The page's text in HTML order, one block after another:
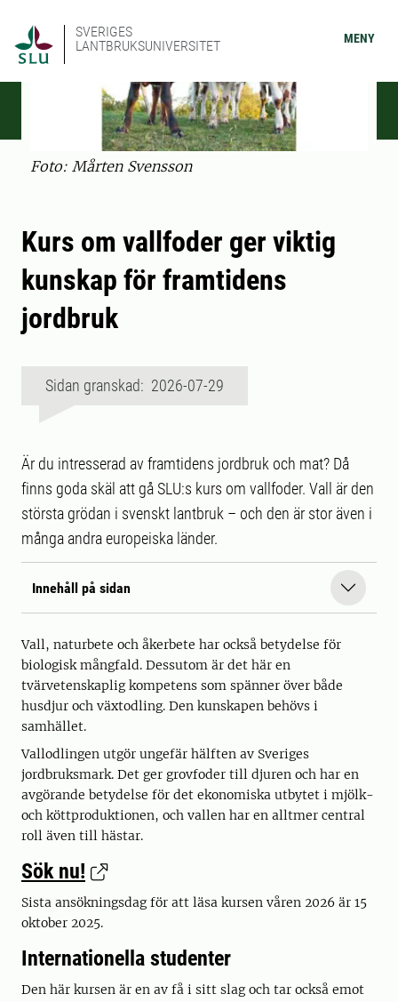
SVERIGES
LANTBRUKSUNIVERSITET
MENY
Foto: Mårten Svensson
Kurs om vallfoder ger viktig
kunskap för framtidens
jordbruk
Sidan granskad: 2026-07-29
Är du intresserad av framtidens jordbruk och mat? Då
finns goda skäl att gå SLU:s kurs om vallfoder. Vall är den
största grödan i svenskt lantbruk – och den är stor även i
många andra europeiska länder.
Innehåll på sidan
Vall, naturbete och åkerbete har också betydelse för
biologisk mångfald. Dessutom är det här en
tvärvetenskaplig kompetens som spänner över både
husdjur och växtodling. Den kunskapen behövs i
samhället.
Vallodlingen utgör ungefär hälften av Sveriges
jordbruksmark. Det ger grovfoder till djuren och har en
avgörande betydelse för det ekonomiska utbytet i mjölk-
och köttproduktionen, och vallen har en alltmer central
roll även till hästar.
Sök nu!
Sista ansökningsdag för att läsa kursen våren 2026 är 15
oktober 2025.
Internationella studenter
Den här kursen är en av få i sitt slag och tar också emot